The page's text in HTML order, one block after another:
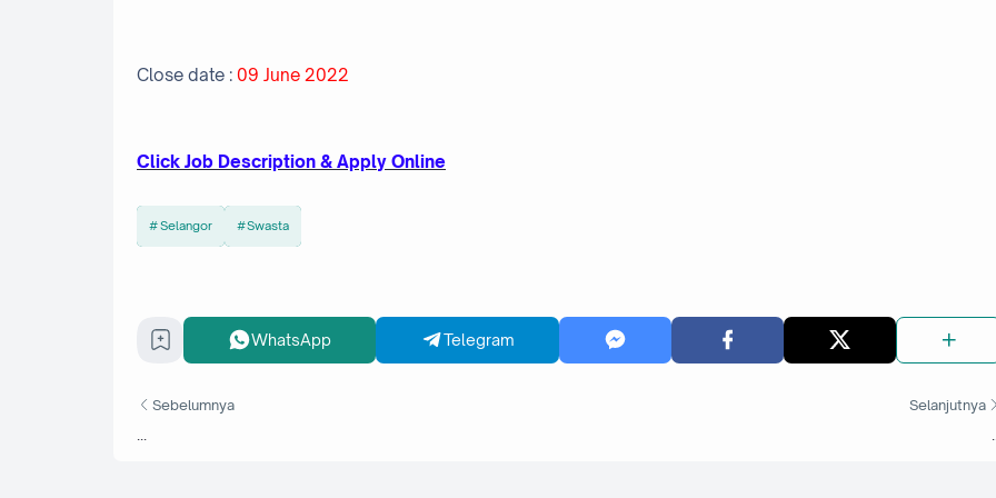
Close date : 09 June 2022
Click Job Description & Apply Online
Selangor Swasta
WhatsApp Telegram
Sebelumnya Selanjutnya